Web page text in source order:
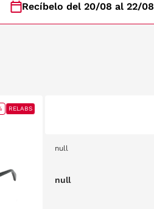
Recíbelo del 20/08 al 22/08
RELABS
null
null